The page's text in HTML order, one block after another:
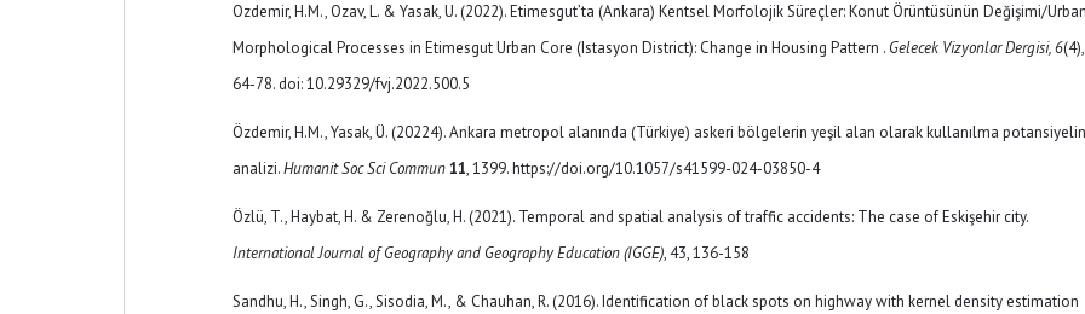
Ozdemir, H.M., Ozav, L. & Yasak, U. (2022). Etimesgut’ta (Ankara) Kentsel Morfolojik Süreçler: Konut Örüntüsünün Değişimi/Urban
Morphological Processes in Etimesgut Urban Core (Istasyon District): Change in Housing Pattern . Gelecek Vizyonlar Dergisi, 6(4),
64-78. doi: 10.29329/fvj.2022.500.5
Özdemir, H.M., Yasak, Ü. (20224). Ankara metropol alanında (Türkiye) askeri bölgelerin yeşil alan olarak kullanılma
analizi.Humanit Soc Sci Commun11, 1399. https://doi.org/10.1057/s41599-024-03850-4
Özlü, T., Haybat, H. & Zerenoğlu, H. (2021). Temporal and spatial analysis of traffic accidents: The case of Eskişehir city.
International Journal of Geography and Geography Education (IGGE), 43, 136-158
Sandhu, H., Singh, G., Sisodia, M., & Chauhan, R. (2016). Identification of black spots on highway with kernel density estimation